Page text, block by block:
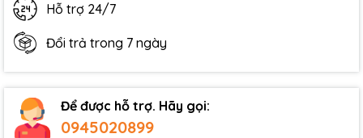
Hỗ trợ 24/7
Đổi trả trong 7 ngày
Để được hỗ trợ. Hãy gọi:
0945020899